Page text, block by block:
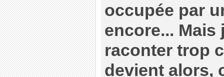
occupée par
encore... Mais
raconter trop
devient alors,